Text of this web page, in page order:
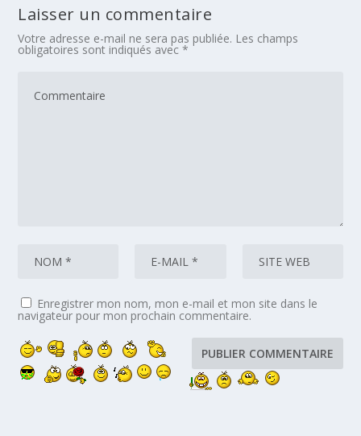
Laisser un commentaire
Votre adresse e-mail ne sera pas publiée. Les champs
obligatoires sont indiqués avec*
Enregistrer mon nom, mon e-mail et mon site dans le
navigateur pour mon prochain commentaire.